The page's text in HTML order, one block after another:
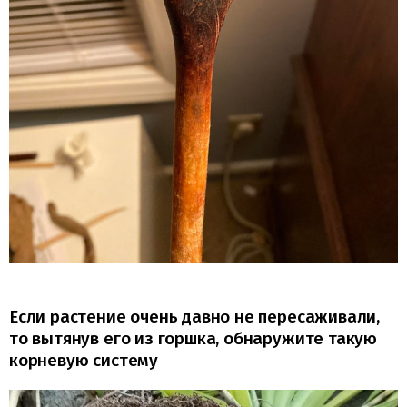
Если растение очень давно не пересаживали,
то вытянув его из горшка, обнаружите такую
корневую систему